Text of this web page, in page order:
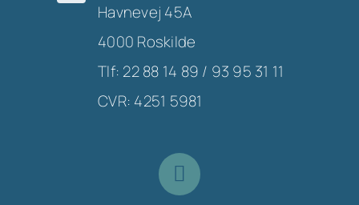
Havnevej 45A
4000 Roskilde
Tlf: 22 88 14 89 / 93 95 31 11
CVR: 4251 5981